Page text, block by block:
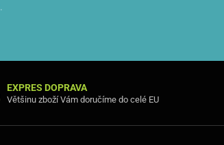
.
EXPRES DOPRAVA
Většinu zboží Vám doručíme do celé EU